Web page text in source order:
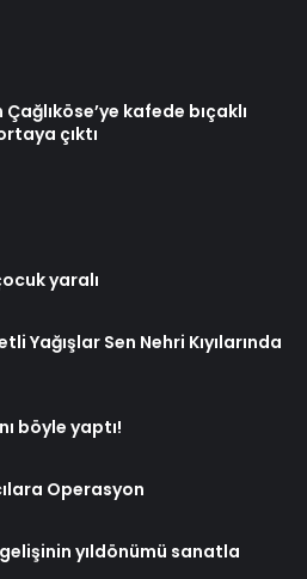
kafede bıçaklı
çıktı
yaralı
Yağışlar Sen Nehri Kıyılarında
böyle yaptı!
Operasyon
yıldönümü sanatla